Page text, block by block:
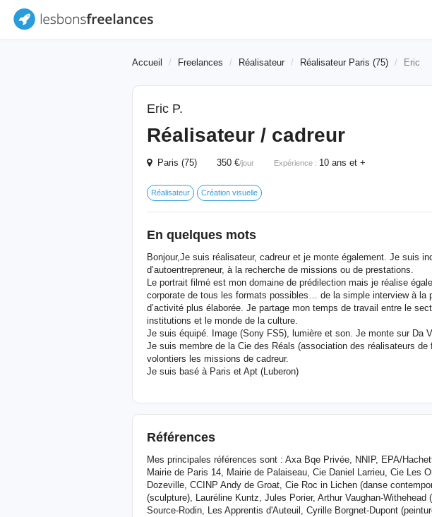
Accueil Freelances Réalisateur Réalisateur Paris (75) Eric
Eric P.
Réalisateur / cadreur
Paris (75) 350 €/jour Expérience : 10 ans et +
Réalisateur Création visuelle
En quelques mots
Bonjour,Je suis réalisateur, cadreur et je monte également. Je suis
d’autoentrepreneur, à la recherche de missions ou de prestations.
Le portrait filmé est mon domaine de prédilection mais je réalise
corporate de tous les formats possibles… de la simple interview à la
d’activité plus élaborée. Je partage mon temps de travail entre le
institutions et le monde de la culture.
Je suis équipé. Image (Sony FS5), lumière et son. Je monte sur Da
Je suis membre de la Cie des Réals (association des réalisateurs
volontiers les missions de cadreur.
Je suis basé à Paris et Apt (Luberon)
Références
Mes principales références sont : Axa Bqe Privée, NNIP, EPA/
Mairie de Paris 14, Mairie de Palaiseau, Cie Daniel Larrieu, Cie Les
Dozeville, CCINP Andy de Groat, Cie Roc in Lichen (danse
(sculpture), Lauréline Kuntz, Jules Porier, Arthur Vaughan-
Source-Rodin, Les Apprentis d'Auteuil, Cyrille Borgnet-Dupont